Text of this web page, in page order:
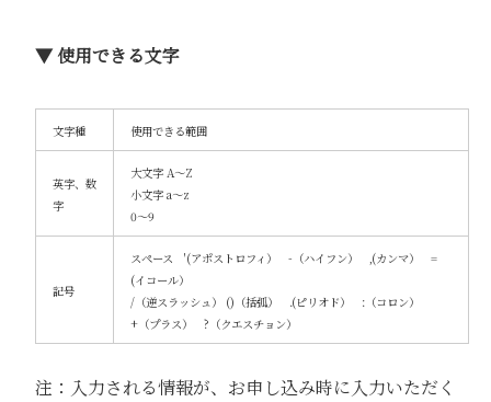
▼ 使用できる文字
文字種 使用できる範囲
英字、数
字
大文字 A～Z
小文字 a～z
0～9
記号
スペース '(アポストロフィ） -（ハイフン） ,(カンマ） =
(イコール）
/（逆スラッシュ） ()（括弧） .(ピリオド） :（コロン）
+（プラス） ?（クエスチョン）
注：入力される情報が、お申し込み時に入力いただく